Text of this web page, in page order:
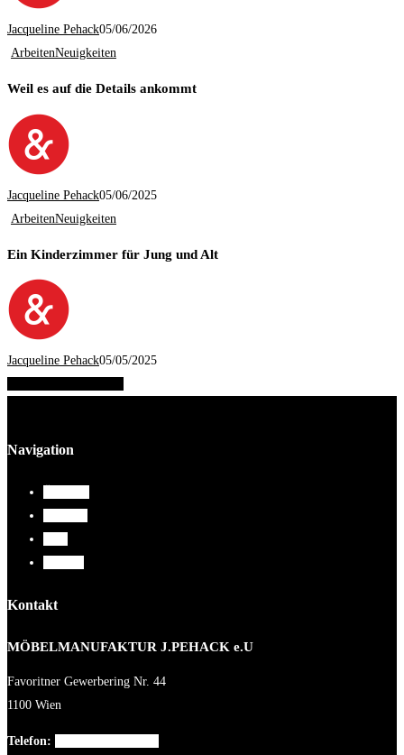
Jacqueline Pehack05/06/2026
ArbeitenNeuigkeiten
Weil es auf die Details ankommt
Jacqueline Pehack05/06/2025
ArbeitenNeuigkeiten
Ein Kinderzimmer für Jung und Alt
Jacqueline Pehack05/05/2025
Navigation
Kontakt
MÖBELMANUFAKTUR J.PEHACK e.U
Favoritner Gewerbering Nr. 44
1100 Wien
Telefon: